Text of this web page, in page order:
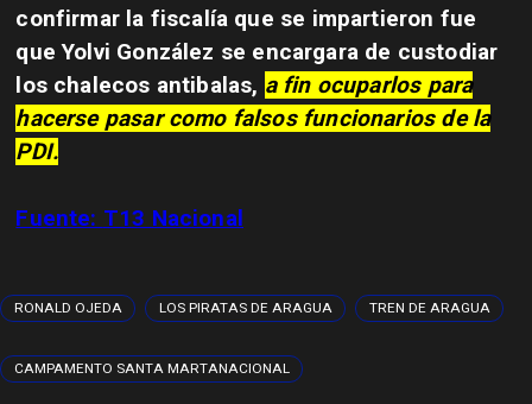
confirmar la fiscalía que se impartieron fue
que Yolvi González se encargara de custodiar
los chalecos antibalas, a fin ocuparlos para
hacerse pasar como falsos funcionarios de la
PDI.
Fuente: T13 Nacional
RONALD OJEDA LOS PIRATAS DE ARAGUA TREN DE ARAGUA
CAMPAMENTO SANTA MARTANACIONAL